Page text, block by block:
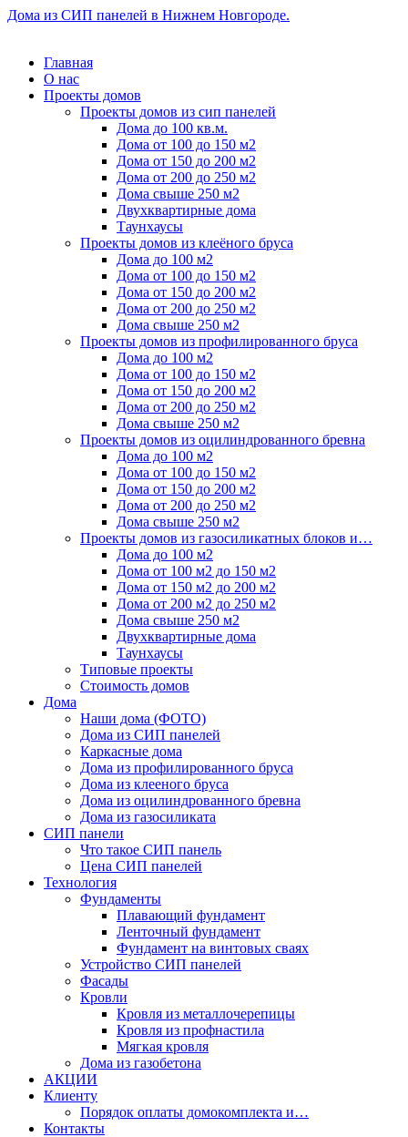
Дома из СИП панелей в Нижнем Новгороде.
Главная
О нас
Проекты домов
Проекты домов из сип панелей
Дома до 100 кв.м.
Дома от 100 до 150 м2
Дома от 150 до 200 м2
Дома от 200 до 250 м2
Дома свыше 250 м2
Двухквартирные дома
Таунхаусы
Проекты домов из клеёного бруса
Дома до 100 м2
Дома от 100 до 150 м2
Дома от 150 до 200 м2
Дома от 200 до 250 м2
Дома свыше 250 м2
Проекты домов из профилированного бруса
Дома до 100 м2
Дома от 100 до 150 м2
Дома от 150 до 200 м2
Дома от 200 до 250 м2
Дома свыше 250 м2
Проекты домов из оцилиндрованного бревна
Дома до 100 м2
Дома от 100 до 150 м2
Дома от 150 до 200 м2
Дома от 200 до 250 м2
Дома свыше 250 м2
Проекты домов из газосиликатных блоков и…
Дома до 100 м2
Дома от 100 м2 до 150 м2
Дома от 150 м2 до 200 м2
Дома от 200 м2 до 250 м2
Дома свыше 250 м2
Двухквартирные дома
Таунхаусы
Типовые проекты
Стоимость домов
Дома
Наши дома (ФОТО)
Дома из СИП панелей
Каркасные дома
Дома из профилированного бруса
Дома из клееного бруса
Дома из оцилиндрованного бревна
Дома из газосиликата
СИП панели
Что такое СИП панель
Цена СИП панелей
Технология
Фундаменты
Плавающий фундамент
Ленточный фундамент
Фундамент на винтовых сваях
Устройство СИП панелей
Фасады
Кровли
Кровля из металлочерепицы
Кровля из профнастила
Мягкая кровля
Дома из газобетона
АКЦИИ
Клиенту
Порядок оплаты домокомплекта и…
Контакты